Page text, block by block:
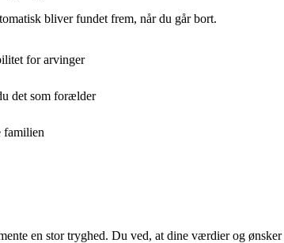
bliver fundet frem, når du går bort.
for arvinger
det som forælder
familien
en stor tryghed. Du ved, at dine værdier og